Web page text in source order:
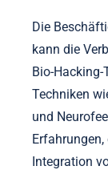
Die
kann die
Bio-Hacking-
Techniken
und
Integration